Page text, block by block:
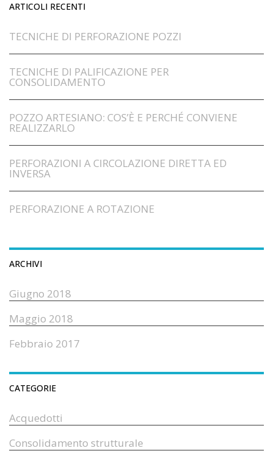
ARTICOLI RECENTI
TECNICHE DI PERFORAZIONE POZZI
TECNICHE DI PALIFICAZIONE PER
CONSOLIDAMENTO
POZZO ARTESIANO: COS’È E PERCHÉ CONVIENE
REALIZZARLO
PERFORAZIONI A CIRCOLAZIONE DIRETTA ED
INVERSA
PERFORAZIONE A ROTAZIONE
ARCHIVI
Giugno 2018
Maggio 2018
Febbraio 2017
CATEGORIE
Acquedotti
Consolidamento strutturale